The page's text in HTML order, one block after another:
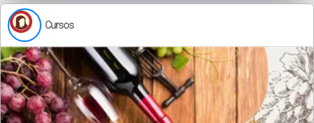
Cursos